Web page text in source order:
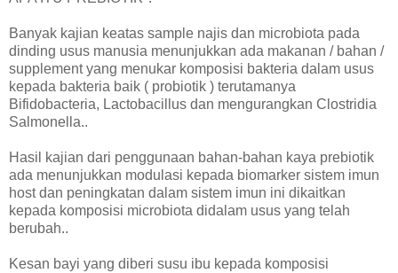
Banyak kajian keatas sample najis dan microbiota pada
dinding usus manusia menunjukkan ada makanan / bahan /
supplement yang menukar komposisi bakteria dalam usus
kepada bakteria baik ( probiotik ) terutamanya
Bifidobacteria, Lactobacillus dan mengurangkan Clostridia
Salmonella..
Hasil kajian dari penggunaan bahan-bahan kaya prebiotik
ada menunjukkan modulasi kepada biomarker sistem imun
host dan peningkatan dalam sistem imun ini dikaitkan
kepada komposisi microbiota didalam usus yang telah
berubah..
Kesan bayi yang diberi susu ibu kepada komposisi